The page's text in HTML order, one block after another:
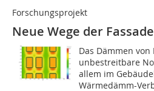
Forschungsprojekt
Neue Wege der
Das Dämmen
unbestreitbare
allem im
Wärmedämm-